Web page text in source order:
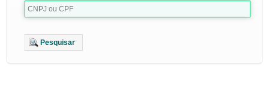
Pesquisar